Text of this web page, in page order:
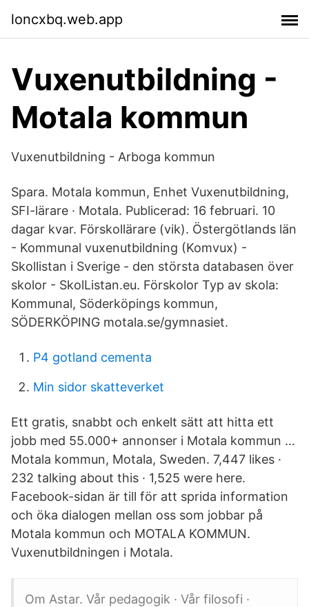
loncxbq.web.app
Vuxenutbildning -
Motala kommun
Vuxenutbildning - Arboga kommun
Spara. Motala kommun, Enhet Vuxenutbildning,
SFI-lärare · Motala. Publicerad: 16 februari. 10
dagar kvar. Förskollärare (vik). Östergötlands län
- Kommunal vuxenutbildning (Komvux) -
Skollistan i Sverige - den största databasen över
skolor - SkolListan.eu. Förskolor Typ av skola:
Kommunal, Söderköpings kommun,
SÖDERKÖPING motala.se/gymnasiet.
P4 gotland cementa
Min sidor skatteverket
Ett gratis, snabbt och enkelt sätt att hitta ett
jobb med 55.000+ annonser i Motala kommun …
Motala kommun, Motala, Sweden. 7,447 likes ·
232 talking about this · 1,525 were here.
Facebook-sidan är till för att sprida information
och öka dialogen mellan oss som jobbar på
Motala kommun och MOTALA KOMMUN.
Vuxenutbildningen i Motala.
Om Astar. Vår pedagogik · Vår filosofi ·